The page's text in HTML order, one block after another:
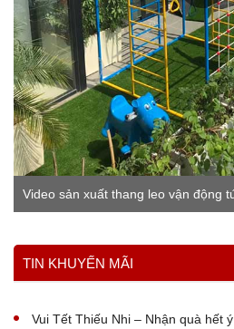
Video sản xuất thang leo vận động
TIN KHUYẾN MÃI
Vui Tết Thiếu Nhi – Nhận quà hết